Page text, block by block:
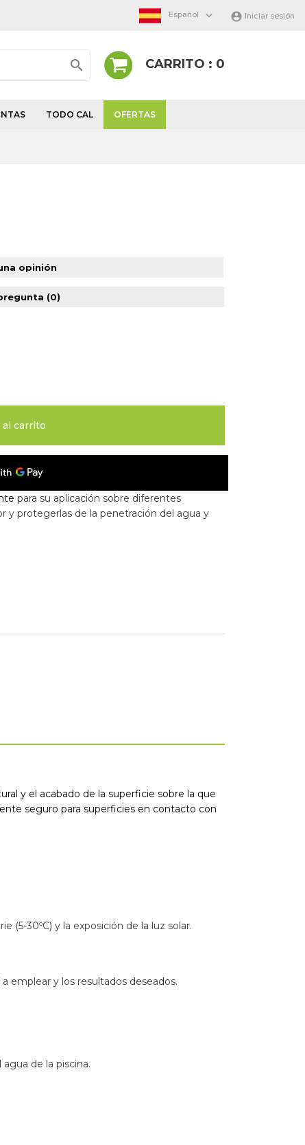
Español   Iniciar sesión
 CARRITO : 0
TODO CAL OFERTAS
opinión
(0)
al carrito
para su aplicación sobre diferentes
y protegerlas de la penetración del agua y
y el acabado de la superficie sobre la que
seguro para superficies en contacto con
(5-30ºC) y la exposición de la luz solar.
emplear y los resultados deseados.
de la piscina.